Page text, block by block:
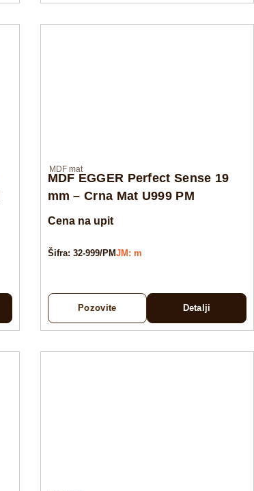
MDF mat
MDF EGGER Perfect Sense 19
mm – Crna Mat U999 PM
Cena na upit
Šifra: 32-999/PMJM: m
Pozovite Detalji